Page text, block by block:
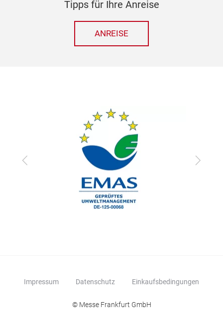
Tipps für Ihre Anreise
ANREISE
zurück vor
Impressum Datenschutz Einkaufsbedingungen
© Messe Frankfurt GmbH